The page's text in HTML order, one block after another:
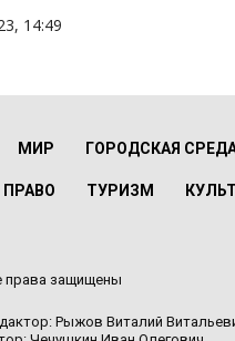
14:49
МИР ГОРОДСКАЯ
ПРАВО ТУРИЗМ
права защищены
Рыжов Виталий